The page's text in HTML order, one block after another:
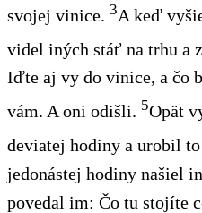
svojej vinice. 3A keď
videl iných stáť na trhu a
Iďte aj vy do vinice, a čo
vám. A oni odišli. 5Opät
deviatej hodiny a urobil
jedonástej hodiny našiel
povedal im: Čo tu stojíte